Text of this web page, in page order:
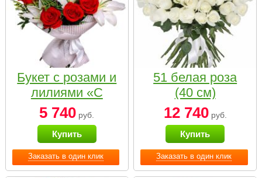
Заказать в один клик
Букет с розами и
лилиями «С
наилучшими
пожеланиями»
5 740 руб.
Купить
Заказать в один клик
51 белая роза
(40 см)
12 740руб.
Купить